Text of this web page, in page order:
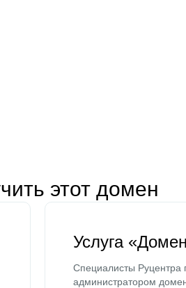
этот домен
Услуга
Специалисты Руцентра
администратором